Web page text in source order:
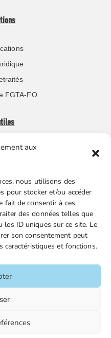
aux
nous utilisons des
pour stocker et/ou accéder
fait de consentir à ces
des données telles que
les ID uniques sur ce site. Le
son consentement peut
caractéristiques et fonctions.
FGTA-FO
ligne
cookies
– 92170 Vanves / 01 86